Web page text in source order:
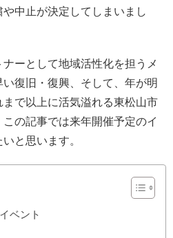
中止が決定してしまいまし
ーとして地域活性化を担うメ
復旧・復興、そして、年が明
で以上に活気溢れる東松山市
の記事では来年開催予定のイ
と思います。
ベント